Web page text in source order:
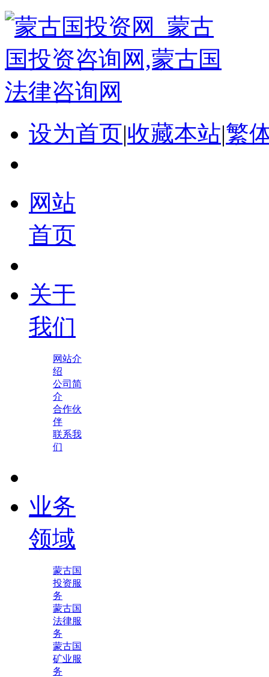
设为首页|收藏本站|繁
网站
首页
关于
我们
网站介
绍
公司简
介
合作伙
伴
联系我
们
业务
领域
蒙古国
投资服
务
蒙古国
法律服
务
蒙古国
矿业服
务